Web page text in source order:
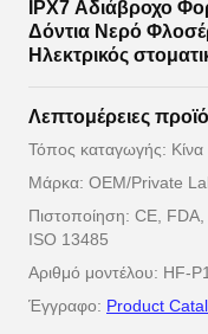
IPX7 Αδιάβροχο
Δόντια Νερό
Ηλεκτρικός
Λεπτομέρειες
Τόπος καταγωγής: Κίνα
Μάρκα: OEM/Private
Πιστοποίηση: CE,
ISO 13485
Αριθμό μοντέλου: HF-
Έγγραφο: Product